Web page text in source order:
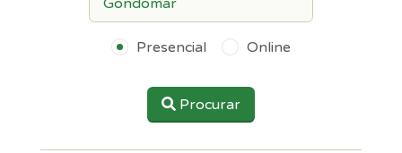
Presencial Online
Procurar